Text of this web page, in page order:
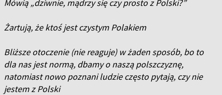
Mówią „dziwnie, mądrzy się czy prosto z Polski?”
Żartują, że ktoś jest czystym Polakiem
Bliższe otoczenie (nie reaguje) w żaden sposób, bo to
dla nas jest normą, dbamy o naszą polszczyznę,
natomiast nowo poznani ludzie często pytają, czy nie
jestem z Polski